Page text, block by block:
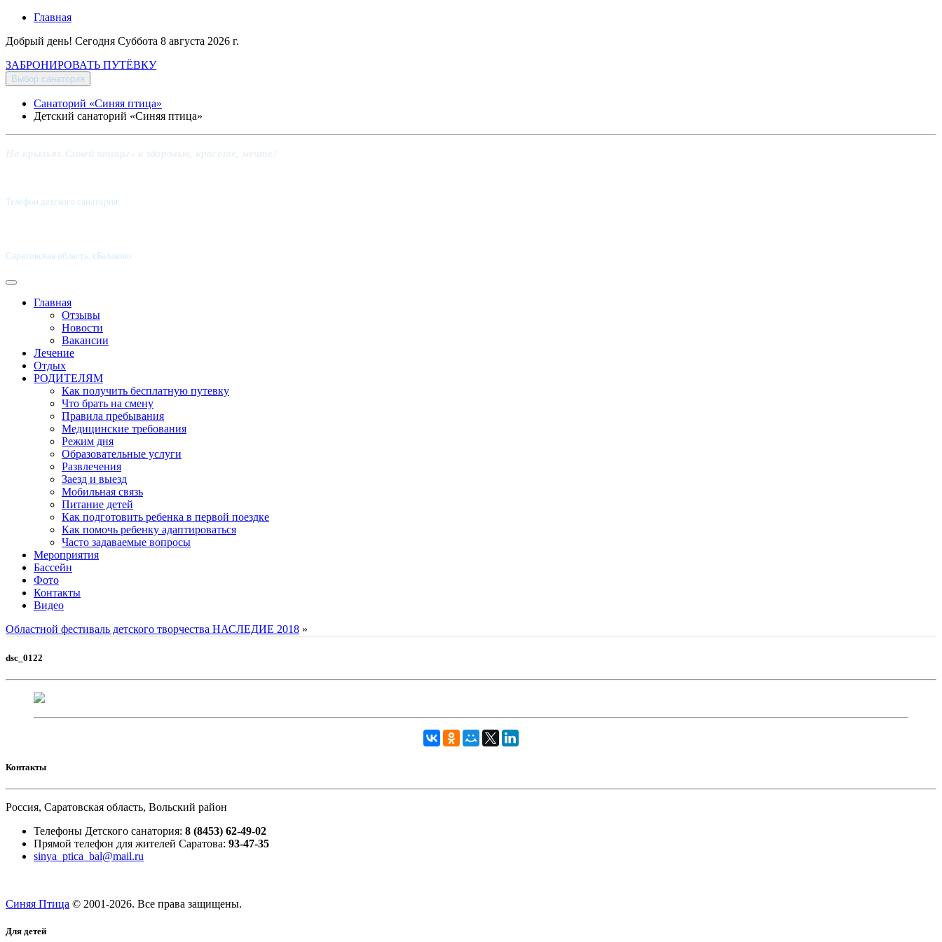
Главная
Добрый день! Сегодня Суббота 8 августа 2026 г.
ЗАБРОНИРОВАТЬ ПУТЁВКУ
Выбор санатория
Санаторий «Синяя птица»
Детский санаторий «Синяя птица»
Телефон детского санатория:
Саратовская область, г.Балаково
Главная
Отзывы
Новости
Вакансии
Лечение
Отдых
РОДИТЕЛЯМ
Как получить бесплатную путевку
Что брать на смену
Правила пребывания
Медицинские требования
Режим дня
Образовательные услуги
Развлечения
Заезд и выезд
Мобильная связь
Питание детей
Как подготовить ребенка в первой поездке
Как помочь ребенку адаптироваться
Часто задаваемые вопросы
Мероприятия
Бассейн
Фото
Контакты
Видео
Областной фестиваль детского творчества НАСЛЕДИЕ 2018 »
dsc_0122
Контакты
Россия, Саратовская область, Вольский район
Телефоны Детского санатория: 8 (8453) 62-49-02
Прямой телефон для жителей Саратова: 93-47-35
sinya_ptica_bal@mail.ru
Синяя Птица © 2001-2026. Все права защищены.
Для детей